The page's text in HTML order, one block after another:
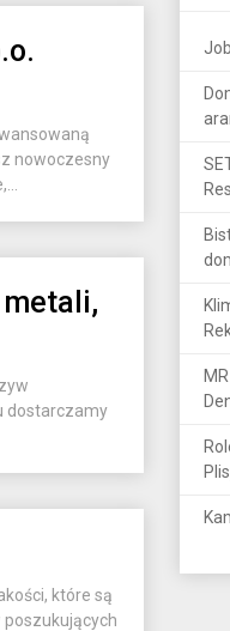
nowoczesny
metali,
dostarczamy
które są